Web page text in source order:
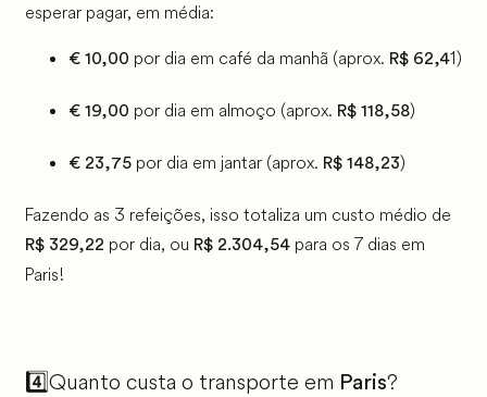
esperar pagar, em média:
€ 10,00 por dia em café da manhã (aprox. R$ 62,41)
€ 19,00 por dia em almoço (aprox. R$ 118,58)
€ 23,75por dia em jantar (aprox. R$ 148,23)
Fazendo as 3 refeições, isso totaliza um custo médio de
R$ 329,22 por dia, ou R$ 2.304,54para os 7 dias em
Paris!
4️⃣Quanto custa o transporte em Paris?